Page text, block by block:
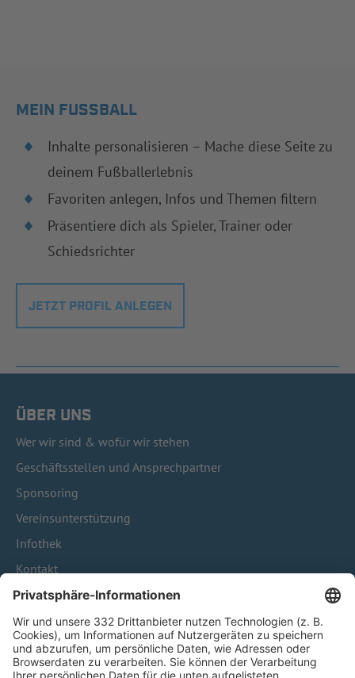
MEIN FUSSBALL
Inhalte personalisieren – Mache diese Seite zu
deinem Fußballerlebnis
Favoriten anlegen, Infos und Themen filtern
Präsentiere dich als Spieler, Trainer oder
Schiedsrichter
JETZT PROFIL ANLEGEN
ÜBER UNS
Wer wir sind & wofür wir stehen
Geschäftsstellen und Ansprechpartner
Sponsoring
Vereinsunterstützung
Infothek
Kontakt
HÄUFIG BESUCHTE SEITEN
Pässe und Vereinswechsel
Trainerausbildung